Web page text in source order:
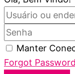
Manter
Forgot